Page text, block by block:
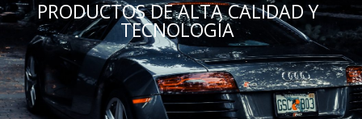
PRODUCTOS DE ALTA CALIDAD Y
TECNOLOGÍA